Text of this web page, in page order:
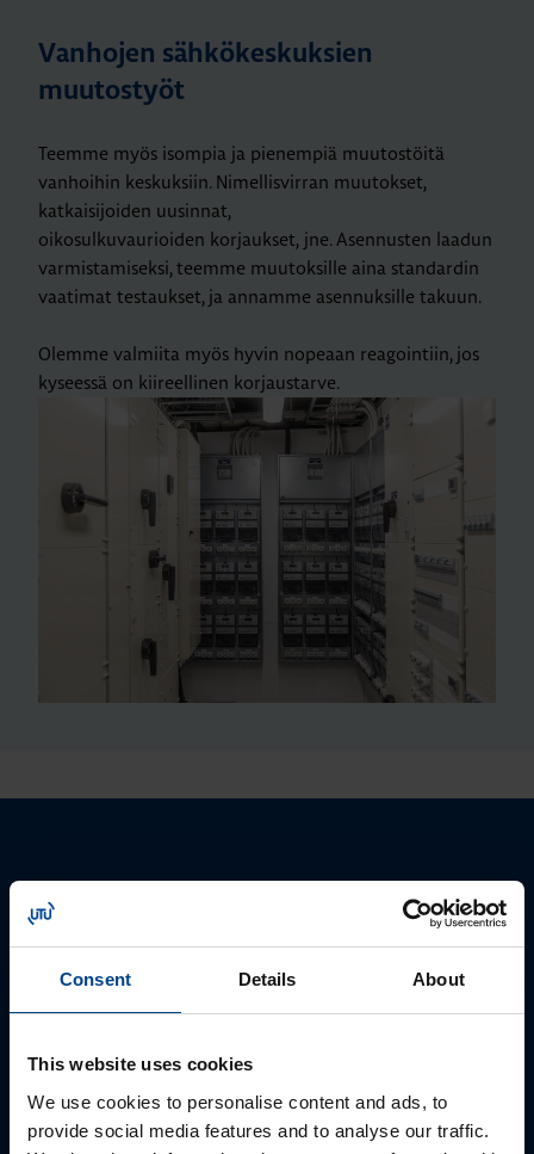
Consent Details About
This website uses cookies
We use cookies to personalise content and ads, to
provide social media features and to analyse our traffic.
Vanhojen sähkökeskuksien
muutostyöt
Teemme myös isompia ja pienempiä muutostöitä
vanhoihin keskuksiin. Nimellisvirran muutokset,
katkaisijoiden uusinnat,
oikosulkuvaurioiden korjaukset, jne. Asennusten laadun
varmistamiseksi, teemme muutoksille aina standardin
vaatimat testaukset, ja annamme asennuksille takuun.
Olemme valmiita myös hyvin nopeaan reagointiin, jos
kyseessä on kiireellinen korjaustarve.
Ota yhteyttä!
Autamme mielellämme sähkökeskuksien
pikimmiten!
Etunimi*